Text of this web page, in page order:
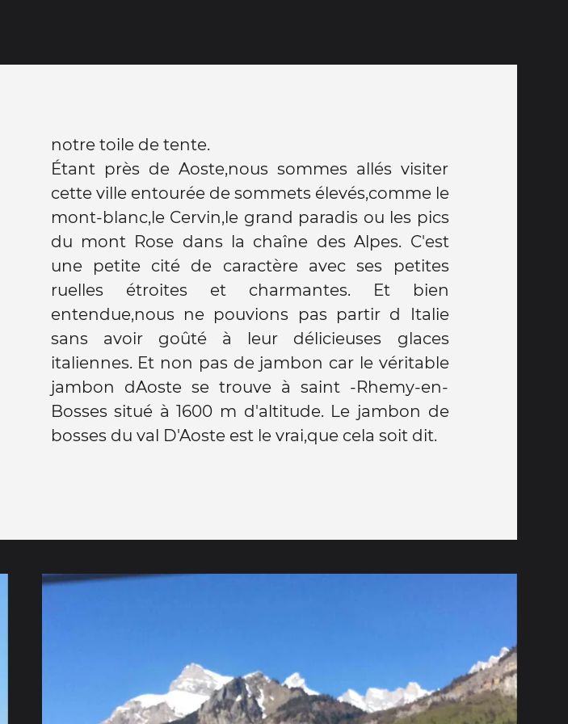
notre toile de tente.
Étant près de Aoste,nous sommes allés visiter
cette ville entourée de sommets élevés,comme le
mont-blanc,le Cervin,le grand paradis ou les pics
du mont Rose dans la chaîne des Alpes. C'est
une petite cité de caractère avec ses petites
ruelles étroites et charmantes. Et bien
entendue,nous ne pouvions pas partir d Italie
sans avoir goûté à leur délicieuses glaces
italiennes. Et non pas de jambon car le véritable
jambon dAoste se trouve à saint -Rhemy-en-
Bosses situé à 1600 m d'altitude. Le jambon de
bosses du val D'Aoste est le vrai,que cela soit dit.